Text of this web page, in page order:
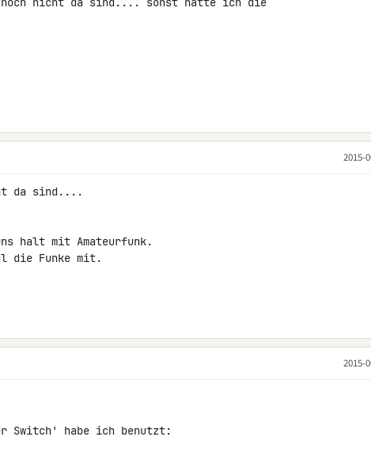
2015-
da sind....
halt mit Amateurfunk.
die Funke mit.
2015-
Switch' habe ich benutzt: